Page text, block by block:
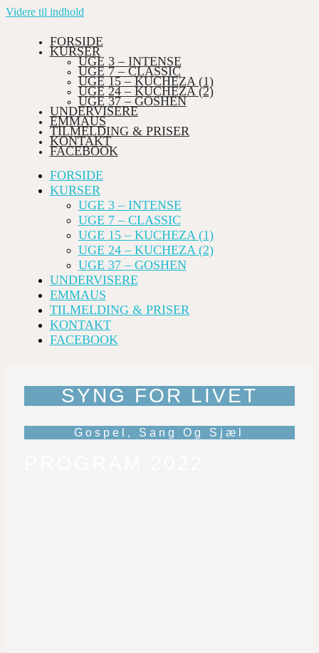
Videre til indhold
FORSIDE
KURSER
UGE 3 – INTENSE
UGE 7 – CLASSIC
UGE 15 – KUCHEZA (1)
UGE 24 – KUCHEZA (2)
UGE 37 – GOSHEN
UNDERVISERE
EMMAUS
TILMELDING & PRISER
KONTAKT
FACEBOOK
FORSIDE
KURSER
UGE 3 – INTENSE
UGE 7 – CLASSIC
UGE 15 – KUCHEZA (1)
UGE 24 – KUCHEZA (2)
UGE 37 – GOSHEN
UNDERVISERE
EMMAUS
TILMELDING & PRISER
KONTAKT
FACEBOOK
SYNG FOR LIVET
Gospel, Sang Og Sjæl